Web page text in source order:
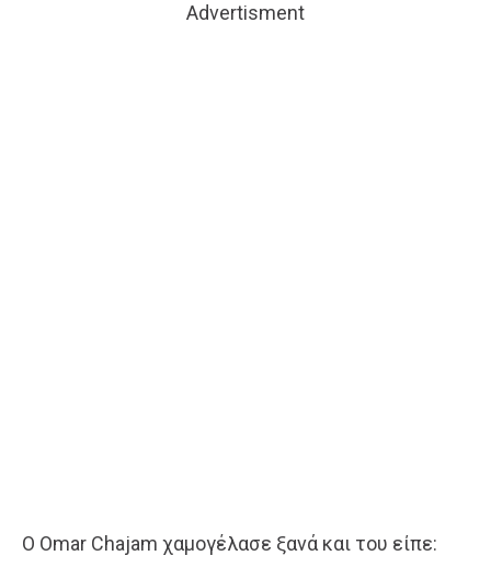
Advertisment
Ο Omar Chajam χαμογέλασε ξανά και του είπε: